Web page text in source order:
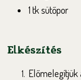
1 tk sütőpor
Elkészítés
Előmelegítjük